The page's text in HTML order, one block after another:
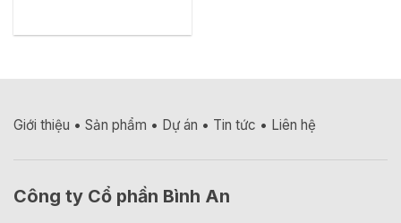
Giới thiệu • Sản phẩm • Dự án • Tin tức • Liên hệ
Công ty Cổ phần Bình An